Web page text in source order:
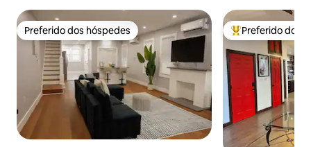
Preferido dos hóspedes
Preferido dos hóspedes Entre os
Preferido dos